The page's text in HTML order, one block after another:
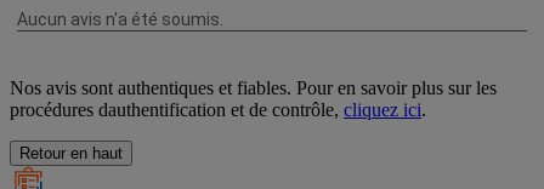
Nos avis sont authentiques et fiables. Pour en savoir plus sur les
procédures dauthentification et de contrôle, cliquez ici.
Retour en haut